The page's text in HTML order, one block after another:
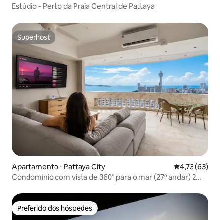
Estúdio - Perto da Praia Central de Pattaya
Superhost
Superhost
Apartamento ⋅ Pattaya City 4,73 de uma
4,73 (63)
Condomínio com vista de 360° para o mar (27º andar) 2
Preferido dos hóspedes
Preferido dos hóspedes